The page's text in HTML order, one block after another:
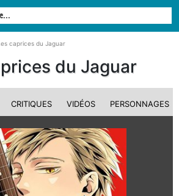
caprices du Jaguar
du Jaguar
CRITIQUES VIDÉOS PERSONNAGES